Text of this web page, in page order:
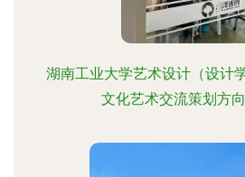
湖南工业大学艺术设计（设计
文化艺术交流策划方